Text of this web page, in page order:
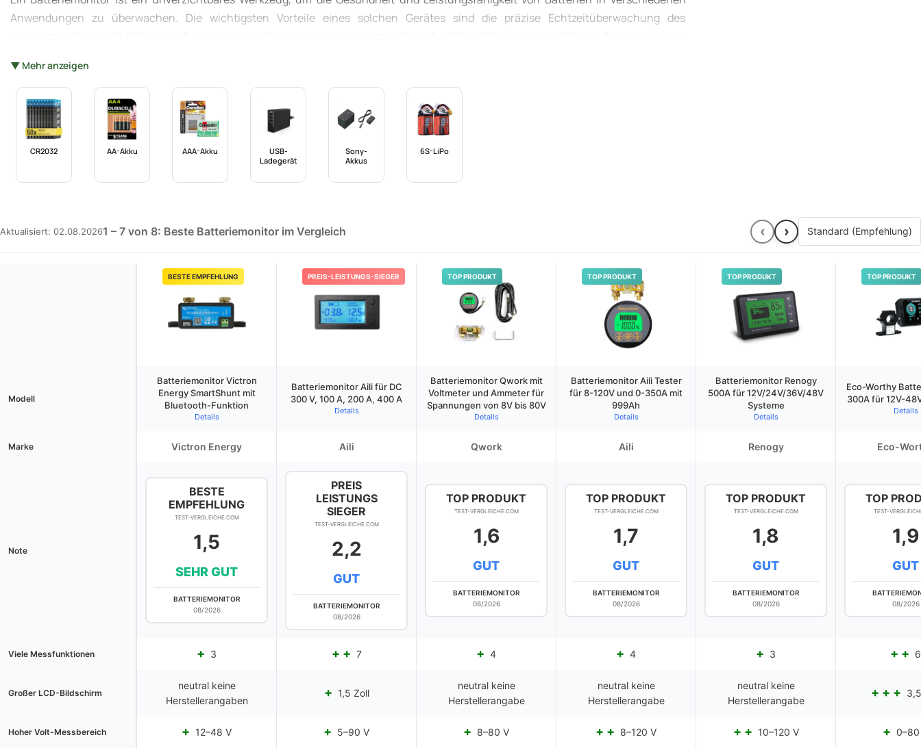
Anwendungen zu überwachen. Die wichtigsten Vorteile eines solchen Gerätes sind die präzise Echtzeitüberwachung des
und wertvolle Tipps zur Auswahl des besten Modells gegeben. Erfahren Sie, wie ein **Batteriemonitor für Ihr Fahrzeug** oder Ihre
**solare Energiespeicheranlage** langfristig Kosten sparen und die Effizienz steigern kann.
▼ Mehr anzeigen
CR2032 AA-Akku AAA-Akku
USB-
Ladegerät
Sony-
Akkus
6S-LiPo
Aktualisiert: 02.08.20261 – 7 von 8: Beste Batteriemonitor im Vergleich ‹ ›
BESTE EMPFEHLUNG PREIS-LEISTUNGS-SIEGER TOP PRODUKT TOP PRODUKT TOP PRODUKT TOP PRODUKT
Modell
Batteriemonitor Victron
Energy SmartShunt mit
Bluetooth-Funktion
Details
Batteriemonitor Aili für DC
300 V, 100 A, 200 A, 400 A
Details
Batteriemonitor Qwork mit
Voltmeter und Ammeter für
Spannungen von 8V bis 80V
Details
Batteriemonitor Aili Tester
für 8-120V und 0-350A mit
999Ah
Details
Batteriemonitor Renogy
500A für 12V/24V/36V/48V
Systeme
Details
Eco-Worthy
300A für 12V-
Details
Marke Victron Energy Aili Qwork Aili Renogy Eco-
Note
BESTE
EMPFEHLUNG
TEST-VERGLEICHE.COM
1,5
SEHR GUT
BATTERIEMONITOR
08/2026
PREIS
LEISTUNGS
SIEGER
TEST-VERGLEICHE.COM
2,2
GUT
BATTERIEMONITOR
08/2026
TOP PRODUKT
TEST-VERGLEICHE.COM
1,6
GUT
BATTERIEMONITOR
08/2026
TOP PRODUKT
TEST-VERGLEICHE.COM
1,7
GUT
BATTERIEMONITOR
08/2026
TOP PRODUKT
TEST-VERGLEICHE.COM
1,8
GUT
BATTERIEMONITOR
08/2026
TOP
TEST-
1,9
GUT
08/2026
Viele Messfunktionen 3 7 4 4 3 6
Großer LCD-Bildschirm
neutral keine
Herstellerangaben
1,5 Zoll
neutral keine
Herstellerangabe
neutral keine
Herstellerangabe
neutral keine
Herstellerangabe
Hoher Volt-Messbereich 12–48 V 5–90 V 8–80 V 8–120 V 10–120 V 0–80